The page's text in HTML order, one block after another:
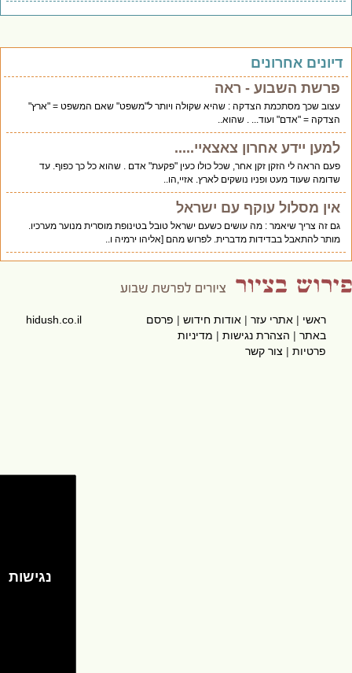
אחרונים
פרשת השבוע - ראה
עצוב שכך מסתכמת הצדקה : שהיא שקולה ויותר ל"משפט" שאם המשפט = "ארץ"
הצדקה = "אדם" ועוד... . שהוא..
למען יידע אחרון צאצאיי.....
פעם הראה לי הזקן זקן אחר, שכל כולו כעין "פקעת" אדם . שהוא כל כך כפוף. עד
שדומה שעוד מעט ופניו נושקים לארץ. אזיי,הו..
אין מסלול עוקף עם ישראל
גם זה צריך שיאמר : מה עושים כשעם ישראל טובל בטינופת מוסרית מנוער מערכיו.
מותר להתאבל בבדידות מדברית. לפרוש מהם [אליהו ירמיה ו..
ראשי|אתרי עזר|אודות חידוש|פרסם
באתר|הצהרת נגישות|מדיניות
פרטיות|צור קשר
hidush.co.il
נגישות